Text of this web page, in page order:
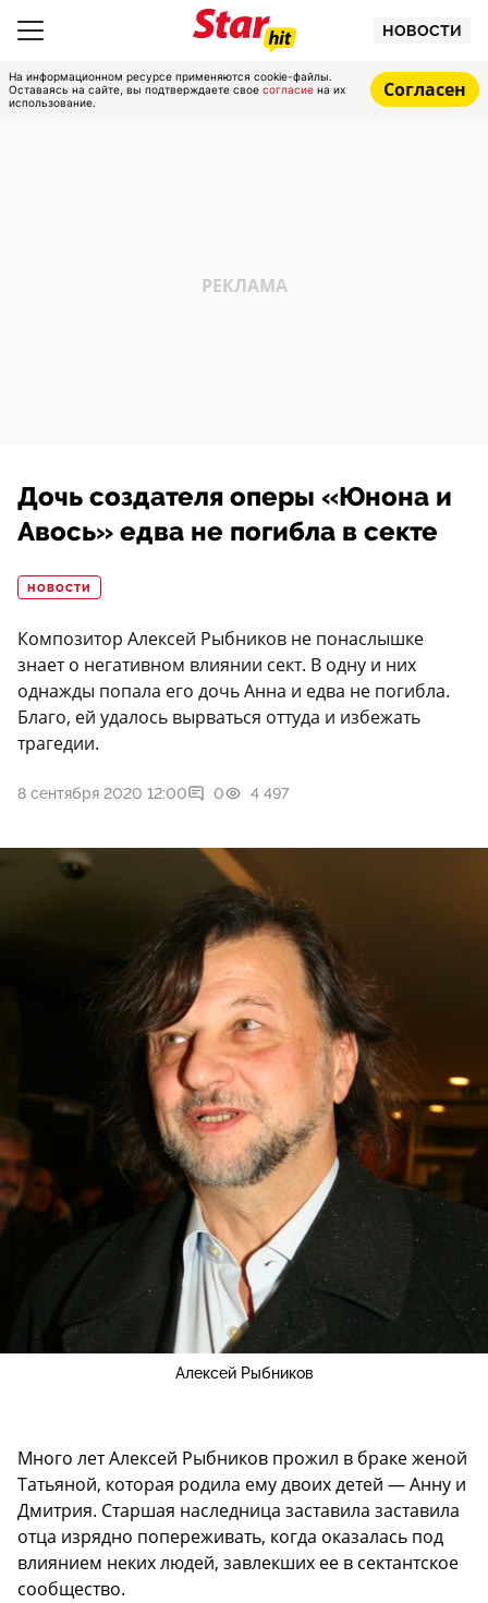
НОВОСТИ
На информационном ресурсе применяются cookie-файлы.
Оставаясь на сайте, вы подтверждаете свое согласие на их
использование.
Согласен
Дочь создателя оперы «Юнона и
Авось» едва не погибла в секте
НОВОСТИ
Композитор Алексей Рыбников не понаслышке
знает о негативном влиянии сект. В одну и них
однажды попала его дочь Анна и едва не погибла.
Благо, ей удалось вырваться оттуда и избежать
трагедии.
8 сентября 2020 12:00 0 4 497
Алексей Рыбников
Много лет Алексей Рыбников прожил в браке женой
Татьяной, которая родила ему двоих детей — Анну и
Дмитрия. Старшая наследница заставила заставила
отца изрядно попереживать, когда оказалась под
влиянием неких людей, завлекших ее в сектантское
сообщество.